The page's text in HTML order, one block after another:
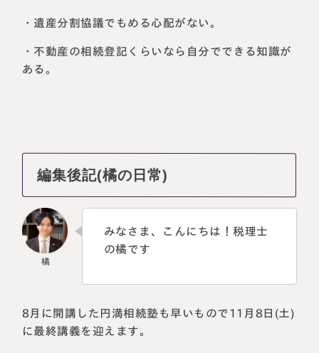
・遺産分割協議でもめる心配がない。
・不動産の相続登記くらいなら自分でできる知識が
ある。
編集後記(橘の日常)
みなさま、こんにちは！税理士
の橘です
8月に開講した円満相続塾も早いもので11月8日(土)
に最終講義を迎えます。